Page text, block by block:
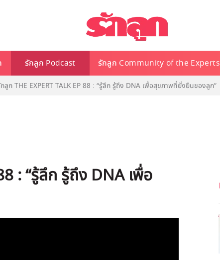
รักลูก Podcast รักลูก Community of the Experts
ลูก THE EXPERT TALK EP 88 : “รู้ลึก รู้ถึง DNA เพื่อสุขภาพที่ยั่งยืนของลูก”
: “รู้ลึก รู้ถึง DNA เพื่อ